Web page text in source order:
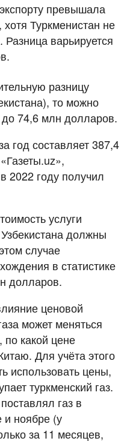
превышала
Туркменистан не
варьируется
разницу
то можно
74,6 млн долларов.
год составляет 387,4
2022 году получил
услуги
должны
случае
в статистике
долларов.
ценовой
может меняться
какой цене
Для учёта этого
использовать цены,
туркменский газ.
газ в
ноябре (у
за 11 месяцев,